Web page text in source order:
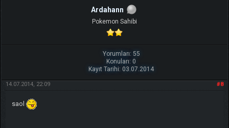
Ardahann
Pokemon Sahibi
Yorumları: 55
Konuları: 0
Kayıt Tarihi: 03.07.2014
#8
14.07.2014, 22:09
saol